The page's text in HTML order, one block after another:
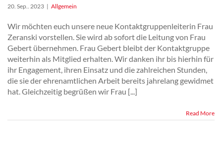
20. Sep.. 2023 | Allgemein
Wir möchten euch unsere neue Kontaktgruppenleiterin Frau
Zeranski vorstellen. Sie wird ab sofort die Leitung von Frau
Gebert übernehmen. Frau Gebert bleibt der Kontaktgruppe
weiterhin als Mitglied erhalten. Wir danken ihr bis hierhin für
ihr Engagement, ihren Einsatz und die zahlreichen Stunden,
die sie der ehrenamtlichen Arbeit bereits jahrelang gewidmet
hat. Gleichzeitig begrüßen wir Frau [...]
Read More